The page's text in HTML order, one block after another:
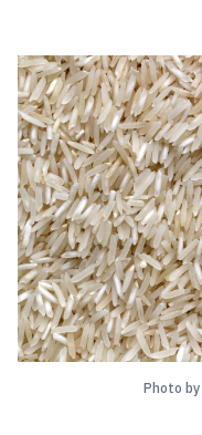
Photo by